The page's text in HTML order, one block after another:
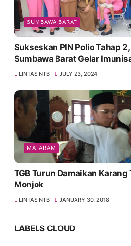
SUMBAWA BARAT
Sukseskan PIN Polio Tahap
Sumbawa Barat Gelar
LINTAS NTB JULY 23, 2024
MATARAM
TGB Turun Damaikan Karang
Monjok
LINTAS NTB JANUARY 30, 2018
LABELS CLOUD